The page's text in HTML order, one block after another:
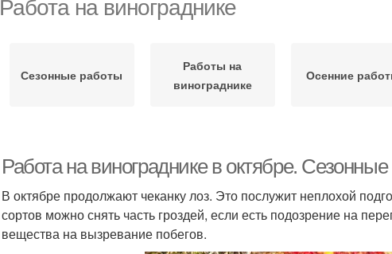
Работа на винограднике
Сезонные работы
Работы на
винограднике
Осенние
Работа на винограднике в октябре.
В октябре продолжают чеканку лоз. Это послужит неплохой
сортов можно снять часть гроздей, если есть подозрение на
вещества на вызревание побегов.